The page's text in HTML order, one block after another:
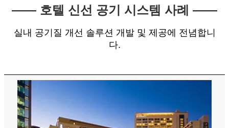
—— 호텔 신선 공기 시스템 사례 ——
실내 공기질 개선 솔루션 개발 및 제공에 전념합니
다.